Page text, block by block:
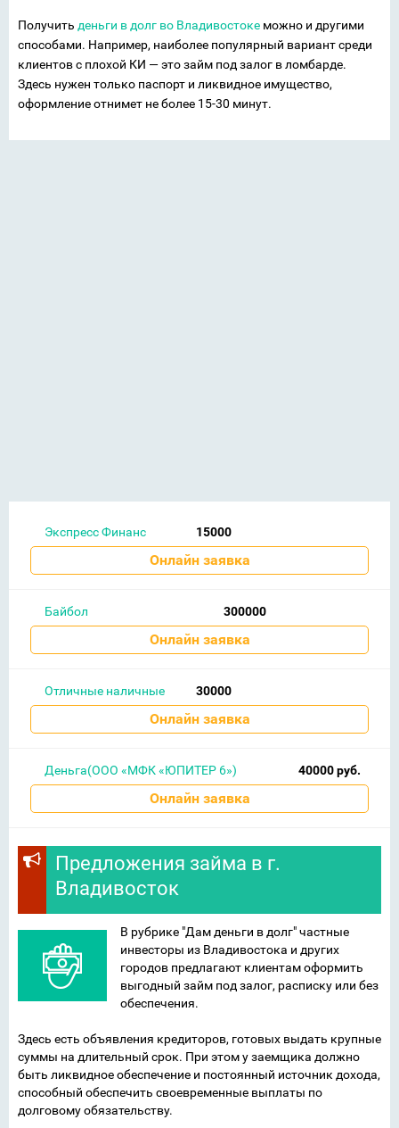
Получить деньги в долг во Владивостоке можно и другими
способами. Например, наиболее популярный вариант среди
клиентов с плохой КИ — это займ под залог в ломбарде.
Здесь нужен только паспорт и ликвидное имущество,
оформление отнимет не более 15-30 минут.
Экспресс Финанс 15000
Онлайн заявка
Байбол 300000
Онлайн заявка
Отличные наличные 30000
Онлайн заявка
Деньга(ООО «МФК «ЮПИТЕР 6») 40000 руб.
Онлайн заявка
Предложения займа в г.
Владивосток
В рубрике "Дам деньги в долг" частные
инвесторы из Владивостока и других
городов предлагают клиентам оформить
выгодный займ под залог, расписку или без
обеспечения.
Здесь есть объявления кредиторов, готовых выдать крупные
суммы на длительный срок. При этом у заемщика должно
быть ликвидное обеспечение и постоянный источник дохода,
способный обеспечить своевременные выплаты по
долговому обязательству.